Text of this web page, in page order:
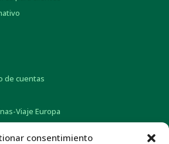
consentimiento
de cuentas
Viaje Europa